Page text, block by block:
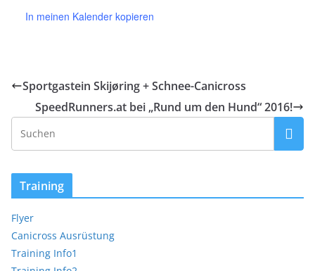
In meinen Kalender kopieren
Sportgastein Skijøring + Schnee-Canicross
SpeedRunners.at bei „Rund um den Hund“ 2016!
Training
Flyer
Canicross Ausrüstung
Training Info1